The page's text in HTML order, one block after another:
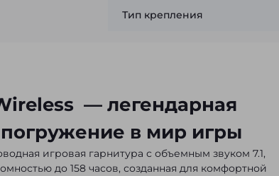
Тип крепления
— легендарная
в мир игры
игровая гарнитура с объемным звуком 7.1,
до 158 часов, созданная для комфортной